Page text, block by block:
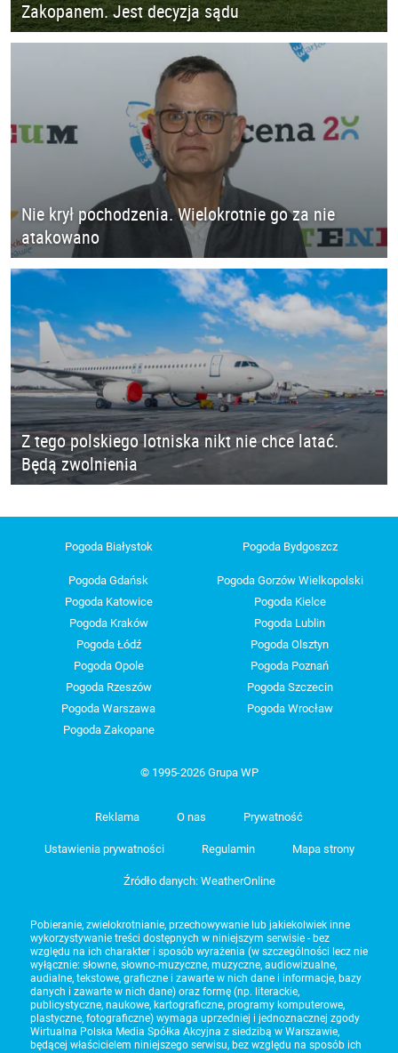
Zakopanem. Jest decyzja sądu
Nie krył pochodzenia. Wielokrotnie go za nie
atakowano
Z tego polskiego lotniska nikt nie chce latać.
Będą zwolnienia
Pogoda Białystok Pogoda Bydgoszcz
Pogoda Gdańsk
Pogoda Gorzów Wielkopolski
Pogoda Katowice
Pogoda Kielce
Pogoda Kraków
Pogoda Lublin
Pogoda Łódź
Pogoda Olsztyn
Pogoda Opole
Pogoda Poznań
Pogoda Rzeszów
Pogoda Szczecin
Pogoda Warszawa
Pogoda Wrocław
Pogoda Zakopane
© 1995-2026 Grupa WP
Reklama O nas Prywatność
Ustawienia prywatności Regulamin Mapa strony
Źródło danych: WeatherOnline
Pobieranie, zwielokrotnianie, przechowywanie lub jakiekolwiek inne
wykorzystywanie treści dostępnych w niniejszym serwisie - bez
względu na ich charakter i sposób wyrażenia (w szczególności lecz nie
wyłącznie: słowne, słowno-muzyczne, muzyczne, audiowizualne,
audialne, tekstowe, graficzne i zawarte w nich dane i informacje, bazy
danych i zawarte w nich dane) oraz formę (np. literackie,
publicystyczne, naukowe, kartograficzne, programy komputerowe,
plastyczne, fotograficzne) wymaga uprzedniej i jednoznacznej zgody
Wirtualna Polska Media Spółka Akcyjna z siedzibą w Warszawie,
będącej właścicielem niniejszego serwisu, bez względu na sposób ich